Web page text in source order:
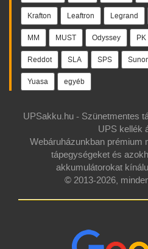
Krafton Leaftron Legrand
MM MUST Odyssey PK
Reddot SLA SPS
Yuasa egyéb
UPSakku.hu - Szünetmentes
UPS kellék
Webáruházunkban prémium
tápegységeket és
akkumulátorokat
© 2013-2026,